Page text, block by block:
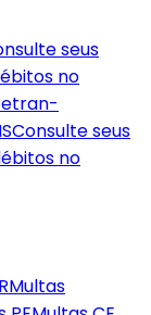
seus
no
Consulte seus
no
Multas